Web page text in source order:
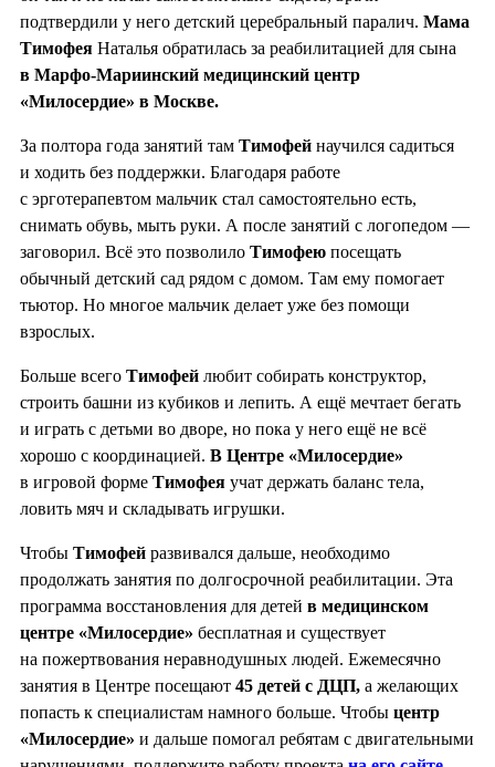
подтвердили у него детский церебральный паралич. Мама
Тимофея Наталья обратилась за реабилитацией для сына
в Марфо-Мариинский медицинский центр
«Милосердие» в Москве.
За полтора года занятий там Тимофей научился садиться
и ходить без поддержки. Благодаря работе
с эрготерапевтом мальчик стал самостоятельно есть,
снимать обувь, мыть руки. А после занятий с логопедом —
заговорил. Всё это позволило Тимофею посещать
обычный детский сад рядом с домом. Там ему помогает
тьютор. Но многое мальчик делает уже без помощи
взрослых.
Больше всего Тимофей любит собирать конструктор,
строить башни из кубиков и лепить. А ещё мечтает бегать
и играть с детьми во дворе, но пока у него ещё не всё
хорошо с координацией. В Центре «Милосердие»
в игровой форме Тимофея учат держать баланс тела,
ловить мяч и складывать игрушки.
Чтобы Тимофей развивался дальше, необходимо
продолжать занятия по долгосрочной реабилитации. Эта
программа восстановления для детей в медицинском
центре «Милосердие» бесплатная и существует
на пожертвования неравнодушных людей. Ежемесячно
занятия в Центре посещают 45 детей с ДЦП, а желающих
попасть к специалистам намного больше. Чтобы центр
«Милосердие» и дальше помогал ребятам с двигательными